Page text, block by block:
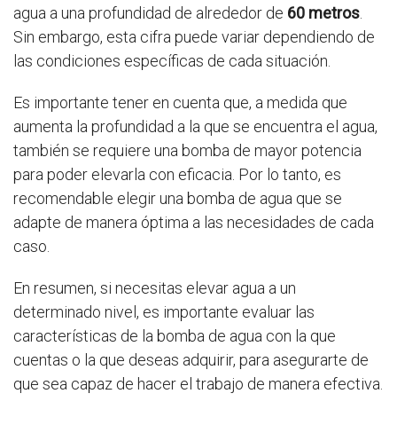
agua a una profundidad de alrededor de 60 metros.
Sin embargo, esta cifra puede variar dependiendo de
las condiciones específicas de cada situación.
Es importante tener en cuenta que, a medida que
aumenta la profundidad a la que se encuentra el agua,
también se requiere una bomba de mayor potencia
para poder elevarla con eficacia. Por lo tanto, es
recomendable elegir una bomba de agua que se
adapte de manera óptima a las necesidades de cada
caso.
En resumen, si necesitas elevar agua a un
determinado nivel, es importante evaluar las
características de la bomba de agua con la que
cuentas o la que deseas adquirir, para asegurarte de
que sea capaz de hacer el trabajo de manera efectiva.